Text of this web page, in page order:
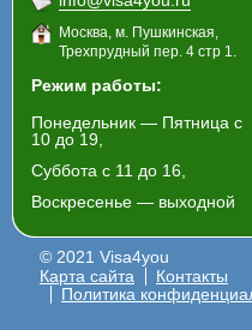
Москва, м. Пушкинская,
Трехпрудный пер. 4 стр 1.
Режим работы:
Понедельник — Пятница с
10 до 19,
Суббота с 11 до 16,
Воскресенье — выходной
© 2021 Visa4you
Карта сайта
Контакты
Политика